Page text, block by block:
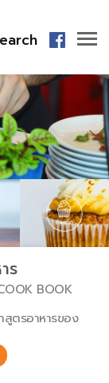
ร
BOOK
สูตรอาหารของ